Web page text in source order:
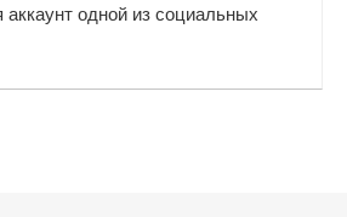
аккаунт одной из социальных